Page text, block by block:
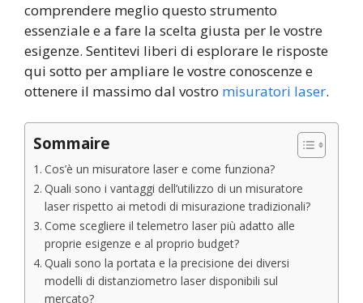
comprendere meglio questo strumento
essenziale e a fare la scelta giusta per le vostre
esigenze. Sentitevi liberi di esplorare le risposte
qui sotto per ampliare le vostre conoscenze e
ottenere il massimo dal vostro misuratori laser.
Sommaire
Cos’è un misuratore laser e come funziona?
Quali sono i vantaggi dell’utilizzo di un misuratore
laser rispetto ai metodi di misurazione tradizionali?
Come scegliere il telemetro laser più adatto alle
proprie esigenze e al proprio budget?
Quali sono la portata e la precisione dei diversi
modelli di distanziometro laser disponibili sul
mercato?